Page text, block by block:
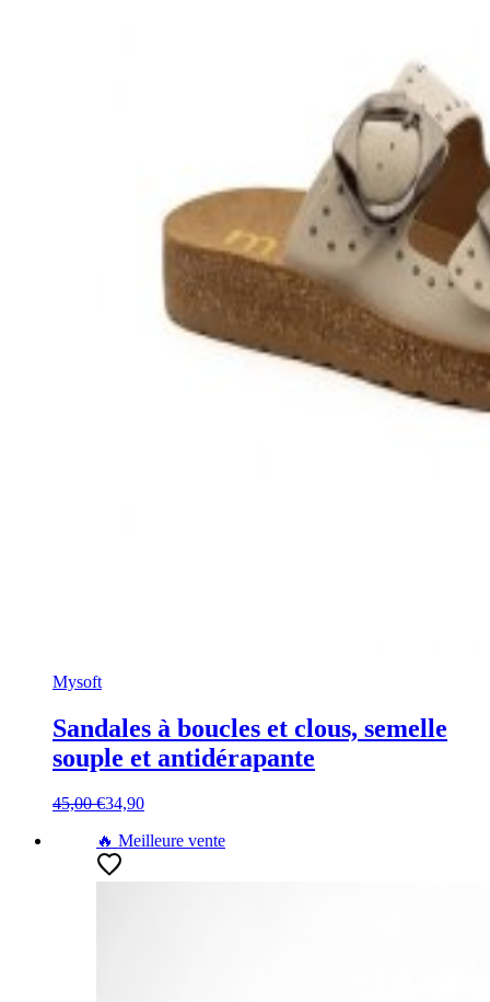
Mysoft
Sandales à boucles et clous, semelle
souple et antidérapante
45,00 €34,90
🔥 Meilleure vente